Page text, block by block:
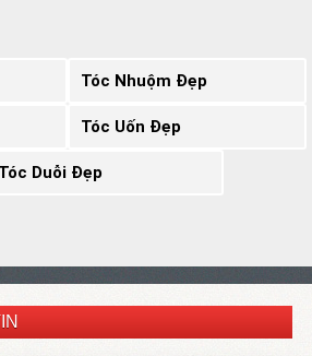
Tóc Nhuộm Đẹp
Tóc Uốn Đẹp
Tóc Duỗi Đẹp